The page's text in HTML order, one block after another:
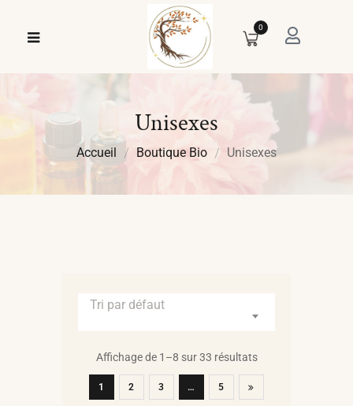
0
Unisexes
Accueil Boutique Bio Unisexes
Tri par défaut
Affichage de 1–8 sur 33 résultats
1 2 3 … 5